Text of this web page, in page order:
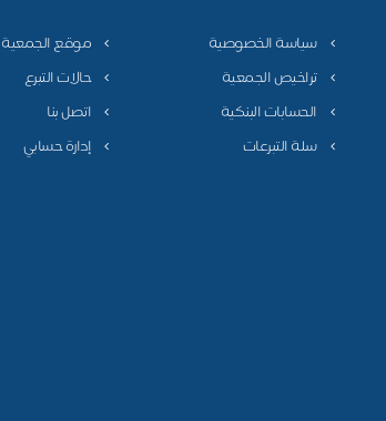
سياسة الخصوصية
موقع الجمعية
تراخيص الجمعية
حالات التبرع
الحسابات البنكية
اتصل بنا
سلة التبرعات
إدارة حسابي